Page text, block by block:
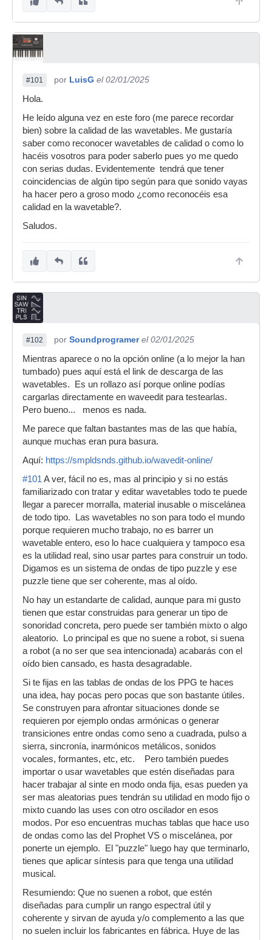
#101 por LuisG el 02/01/2025
Hola.
He leído alguna vez en este foro (me parece recordar
bien) sobre la calidad de las wavetables. Me gustaría
saber como reconocer wavetables de calidad o como lo
hacéis vosotros para poder saberlo pues yo me quedo
con serias dudas. Evidentemente tendrá que tener
coincidencias de algún tipo según para que sonido vayas
ha hacer pero a groso modo ¿como reconocéis esa
calidad en la wavetable?.
Saludos.
#102 por Soundprogramer el 02/01/2025
Mientras aparece o no la opción online (a lo mejor la han
tumbado) pues aquí está el link de descarga de las
wavetables. Es un rollazo así porque online podías
cargarlas directamente en waveedit para testearlas.
Pero bueno... menos es nada.
Me parece que faltan bastantes mas de las que había,
aunque muchas eran pura basura.
Aquí: https://smpldsnds.github.io/wavedit-online/
#101A ver, fácil no es, mas al principio y si no estás
familiarizado con tratar y editar wavetables todo te puede
llegar a parecer morralla, material inusable o miscelánea
de todo tipo. Las wavetables no son para todo el mundo
porque requieren mucho trabajo, no es barrer un
wavetable entero, eso lo hace cualquiera y tampoco esa
es la utilidad real, sino usar partes para construir un todo.
Digamos es un sistema de ondas de tipo puzzle y ese
puzzle tiene que ser coherente, mas al oído.
No hay un estandarte de calidad, aunque para mi gusto
tienen que estar construidas para generar un tipo de
sonoridad concreta, pero puede ser también mixto o algo
aleatorio. Lo principal es que no suene a robot, si suena
a robot (a no ser que sea intencionada) acabarás con el
oído bien cansado, es hasta desagradable.
Si te fijas en las tablas de ondas de los PPG te haces
una idea, hay pocas pero pocas que son bastante útiles.
Se construyen para afrontar situaciones donde se
requieren por ejemplo ondas armónicas o generar
transiciones entre ondas como seno a cuadrada, pulso a
sierra, sincronía, inarmónicos metálicos, sonidos
vocales, formantes, etc, etc. Pero también puedes
importar o usar wavetables que estén diseñadas para
hacer trabajar al sinte en modo onda fija, esas pueden ya
ser mas aleatorias pues tendrán su utilidad en modo fijo o
mixto cuando las uses con otro oscilador en esos
modos. Por eso encuentras muchas tablas que hace uso
de ondas como las del Prophet VS o miscelánea, por
ponerte un ejemplo. El "puzzle" luego hay que terminarlo,
tienes que aplicar síntesis para que tenga una utilidad
musical.
Resumiendo: Que no suenen a robot, que estén
diseñadas para cumplir un rango espectral útil y
coherente y sirvan de ayuda y/o complemento a las que
no suelen incluir los fabricantes en fábrica. Huye de las